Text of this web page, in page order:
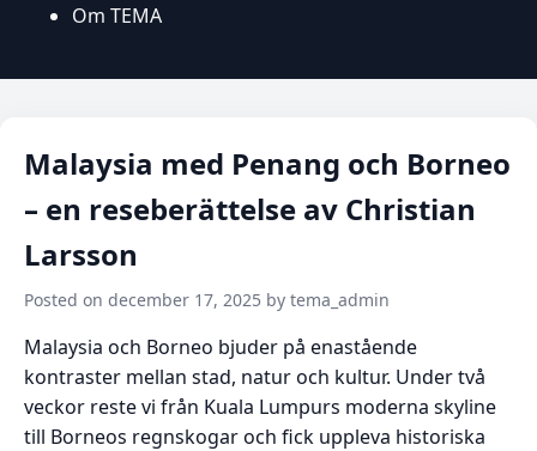
Om TEMA
Malaysia med Penang och Borneo
– en reseberättelse av Christian
Larsson
Posted on december 17, 2025 by tema_admin
Malaysia och Borneo bjuder på enastående
kontraster mellan stad, natur och kultur. Under två
veckor reste vi från Kuala Lumpurs moderna skyline
till Borneos regnskogar och fick uppleva historiska